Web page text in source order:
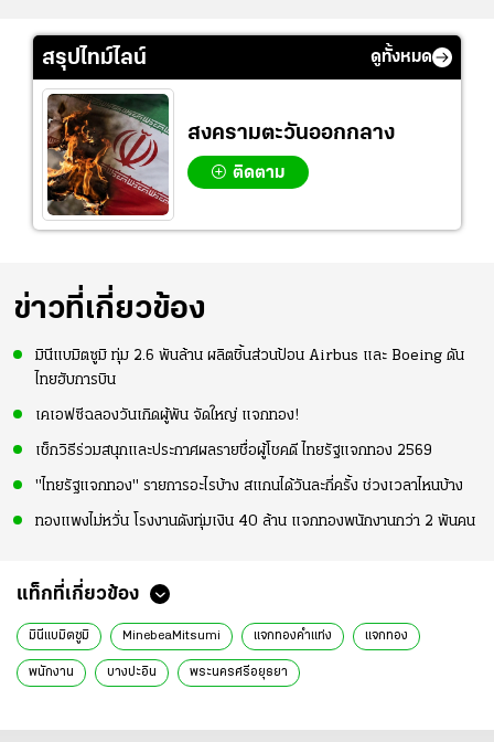
สรุปไทม์ไลน์ ดูทั้งหมด
สงครามตะวันออกกลาง
ติดตาม
ข่าวที่เกี่ยวข้อง
มินีแบมิตซูมิ ทุ่ม 2.6 พันล้าน ผลิตชิ้นส่วนป้อน Airbus และ Boeing ดัน
ไทยฮับการบิน
เคเอฟซีฉลองวันเกิดผู้พัน จัดใหญ่ แจกทอง!
เช็กวิธีร่วมสนุกและประกาศผลรายชื่อผู้โชคดี ไทยรัฐแจกทอง 2569
"ไทยรัฐแจกทอง" รายการอะไรบ้าง สแกนได้วันละกี่ครั้ง ช่วงเวลาไหนบ้าง
ทองแพงไม่หวั่น โรงงานดังทุ่มเงิน 40 ล้าน แจกทองพนักงานกว่า 2 พันคน
แท็กที่เกี่ยวข้อง
มินีแบมิตซูมิ MinebeaMitsumi แจกทองคำแท่ง แจกทอง
พนักงาน บางปะอิน พระนครศรีอยุธยา